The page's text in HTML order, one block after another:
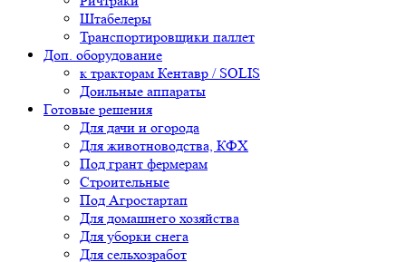
Штабелеры
Транспортировщики паллет
Доп. оборудование
к тракторам Кентавр / SOLIS
Доильные аппараты
Готовые решения
Для дачи и огорода
Для животноводства, КФХ
Под грант фермерам
Строительные
Под Агростартап
Для домашнего хозяйства
Для уборки снега
Для сельхозработ